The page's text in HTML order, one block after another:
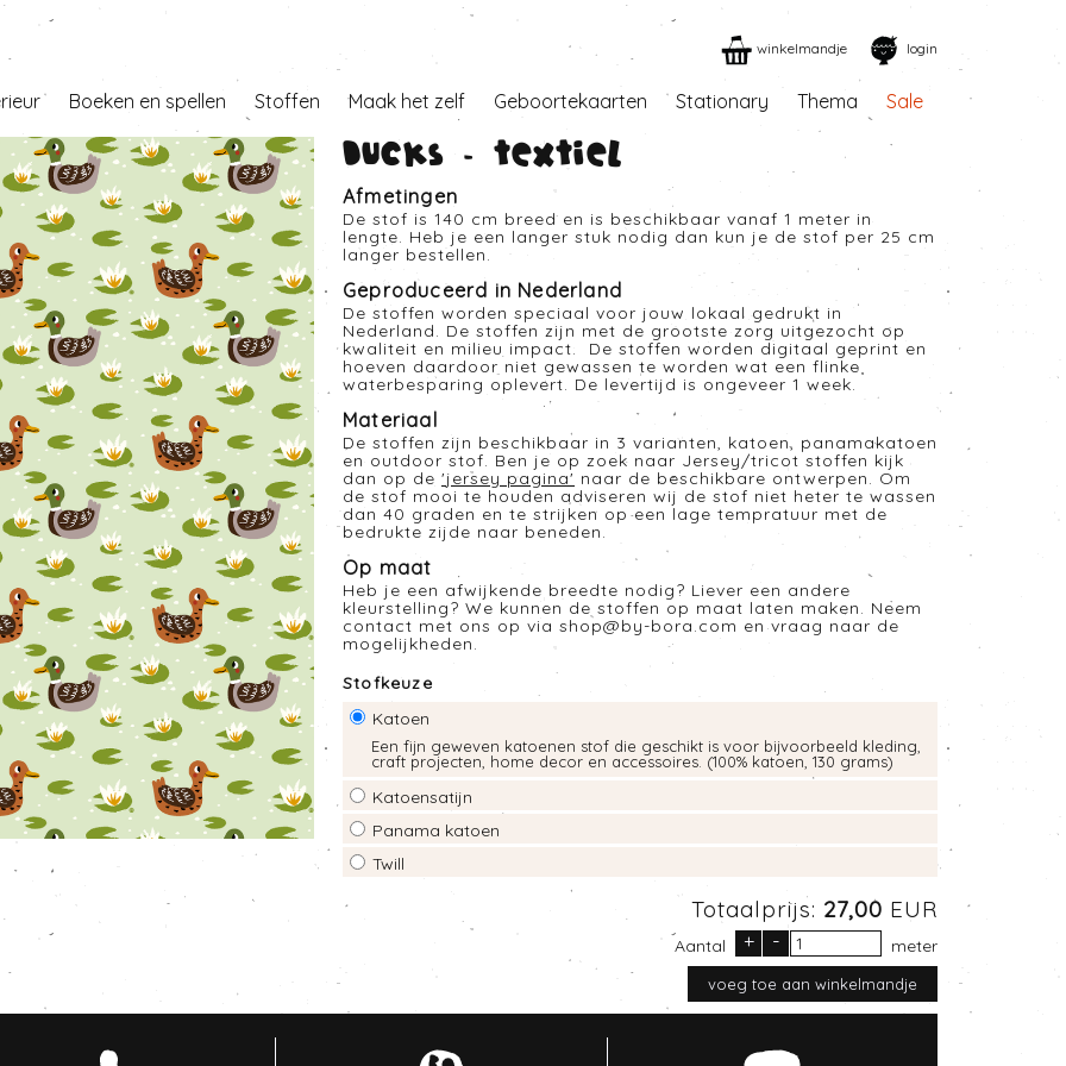
winkelmandje login
Boeken en spellen Stoffen Maak het zelf Geboortekaarten Stationary Thema Sale
Ducks - Textiel
Afmetingen
De stof is 140 cm breed en is beschikbaar vanaf 1 meter in
lengte. Heb je een langer stuk nodig dan kun je de stof per 25 cm
langer bestellen.
Geproduceerd in Nederland
De stoffen worden speciaal voor jouw lokaal gedrukt in
Nederland. De stoffen zijn met de grootste zorg uitgezocht op
kwaliteit en milieu impact. De stoffen worden digitaal geprint en
hoeven daardoor niet gewassen te worden wat een flinke
waterbesparing oplevert. De levertijd is ongeveer 1 week.
Materiaal
De stoffen zijn beschikbaar in 3 varianten, katoen, panamakatoen
en outdoor stof. Ben je op zoek naar Jersey/tricot stoffen kijk
dan op de 'jersey pagina' naar de beschikbare ontwerpen. Om
de stof mooi te houden adviseren wij de stof niet heter te wassen
dan 40 graden en te strijken op een lage tempratuur met de
bedrukte zijde naar beneden.
Op maat
Heb je een afwijkende breedte nodig? Liever een andere
kleurstelling? We kunnen de stoffen op maat laten maken. Neem
contact met ons op via shop@by-bora.com en vraag naar de
mogelijkheden.
Stofkeuze
Katoen
Een fijn geweven katoenen stof die geschikt is voor bijvoorbeeld kleding,
craft projecten, home decor en accessoires. (100% katoen, 130 grams)
Katoensatijn
Panama katoen
Twill
Totaalprijs: 27,00 EUR
Aantal + - meter